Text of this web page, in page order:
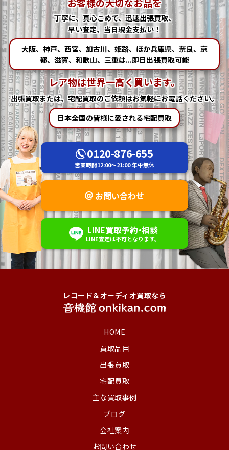
丁寧に、真心こめて、迅速出張買取、
早い査定、当日現金支払い！
大阪、神戸、西宮、加古川、姫路、ほか兵庫県、奈良、京
都、滋賀、和歌山、三重は...即日出張買取可能
レア物は世界一高く買います。
出張買取または、宅配買取のご依頼はお気軽にお電話ください。
日本全国の皆様に愛される宅配買取
0120-876-655
営業時間12:00～21:00年中無休
お問い合わせ
LINE買取予約・相談
LINE査定は不可となります。
レコード＆オーディオ買取なら
HOME
買取品目
出張買取
宅配買取
主な買取事例
ブログ
会社案内
お問い合わせ